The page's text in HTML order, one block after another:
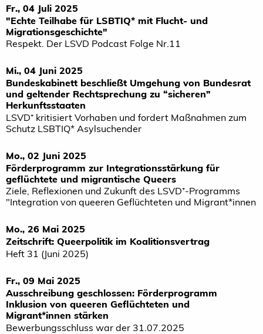
Fr., 04 Juli 2025
"Echte Teilhabe für LSBTIQ* mit Flucht- und
Migrationsgeschichte"
Respekt. Der LSVD Podcast Folge Nr.11
Mi., 04 Juni 2025
Bundeskabinett beschließt Umgehung von Bundesrat
und geltender Rechtsprechung zu “sicheren”
Herkunftsstaaten
LSVD⁺ kritisiert Vorhaben und fordert Maßnahmen zum
Schutz LSBTIQ* Asylsuchender
Mo., 02 Juni 2025
Förderprogramm zur Integrationsstärkung für
geflüchtete und migrantische Queers
Ziele, Reflexionen und Zukunft des LSVD⁺-Programms
"Integration von queeren Geflüchteten und Migrant*innen
Mo., 26 Mai 2025
Zeitschrift: Queerpolitik im Koalitionsvertrag
Heft 31 (Juni 2025)
Fr., 09 Mai 2025
Ausschreibung geschlossen: Förderprogramm
Inklusion von queeren Geflüchteten und
Migrant*innen stärken
Bewerbungsschluss war der 31.07.2025